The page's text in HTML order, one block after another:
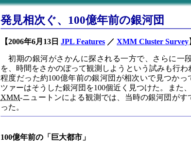
発見相次ぐ、100億年前の銀河団
【2006年6月13日 JPL Features ／ XMM Cluster Survey
初期の銀河がさかんに探される一方で、さらに一
を、時間をさかのぼって観測しようという試みも行
程度だった約100億年前の銀河団が相次いで見つかっ
ツァーはそうした銀河団を100個近く見つけた。また
XMM-ニュートンによる観測では、当時の銀河団が
った。
100億年前の「巨大都市」